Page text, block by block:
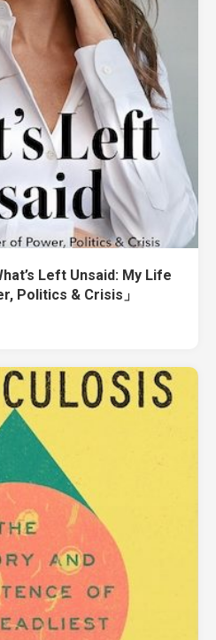
Left Unsaid: My Life
Politics & Crisis」